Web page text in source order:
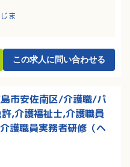
されているため、緊急時も
ま
この求人に問い合わせる
島市安佐南区/介護職/パ
,介護福祉士,介護職員
護職員実務者研修（ヘ